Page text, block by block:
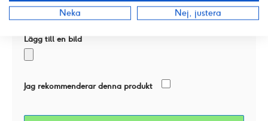
Lägg till en bild
Jag rekommenderar denna produkt
Neka
Nej, justera